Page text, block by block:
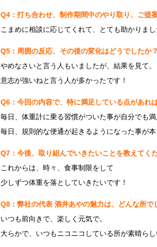
Q4：打ち合わせ、制作期間中のやり取り、ご提
こまめに相談に応じてくれて、とても助かりまし
Q5：周囲の反応、その後の変化はどうでしたか
やめなさいと言う人もいましたが、結果を見て。
意志が強いねと言う人が多かったです！
Q6：今回の内容で、特に満足している点があれ
毎日、体重計に乗る習慣がついた事が自分でも満
毎日、規則的な便通が起きるようになった事が本
Q7：今後、取り組んでいきたいことを教えてくだ
これからは、時々、食事制限をして
少しずつ体重を落としていきたいです！
Q8：弊社の代表 酒井あやの魅力は、どんな所で
いつも前向きで、楽しく元気で。
大らかで、いつもニコニコしている所が素晴らし